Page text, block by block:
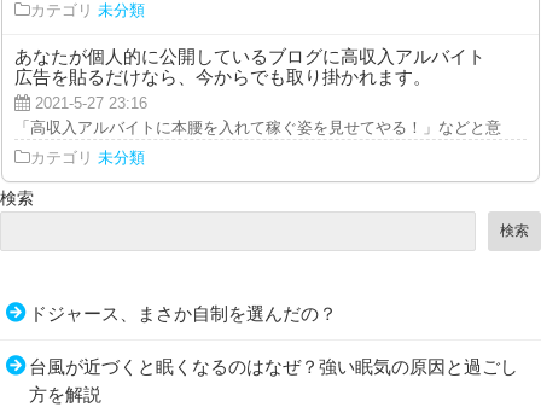
カテゴリ 未分類
あなたが個人的に公開しているブログに高収入アルバイト
広告を貼るだけなら、今からでも取り掛かれます。
2021-5-27 23:16
「高収入アルバイトに本腰を入れて稼ぐ姿を見せてやる！」などと意気込
カテゴリ 未分類
検索
検索
ドジャース、まさか自制を選んだの？
台風が近づくと眠くなるのはなぜ？強い眠気の原因と過ごし
方を解説